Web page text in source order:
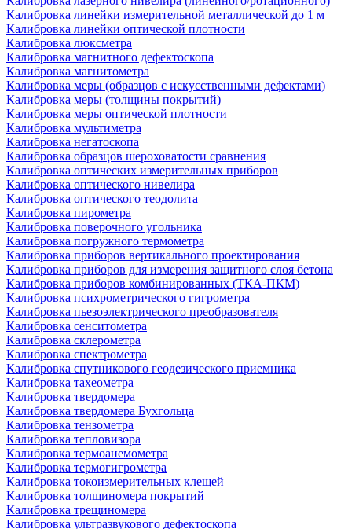
Калибровка линейки измерительной металлической до 1 м
Калибровка линейки оптической плотности
Калибровка люксметра
Калибровка магнитного дефектоскопа
Калибровка магнитометра
Калибровка меры (образцов с искусственными дефектами)
Калибровка меры (толщины покрытий)
Калибровка меры оптической плотности
Калибровка мультиметра
Калибровка негатоскопа
Калибровка образцов шероховатости сравнения
Калибровка оптических измерительных приборов
Калибровка оптического нивелира
Калибровка оптического теодолита
Калибровка пирометра
Калибровка поверочного угольника
Калибровка погружного термометра
Калибровка приборов вертикального проектирования
Калибровка приборов для измерения защитного слоя бетона
Калибровка приборов комбинированных (ТКА-ПКМ)
Калибровка психрометрического гигрометра
Калибровка пьезоэлектрического преобразователя
Калибровка сенситометра
Калибровка склерометра
Калибровка спектрометра
Калибровка спутникового геодезического приемника
Калибровка тахеометра
Калибровка твердомера
Калибровка твердомера Бухгольца
Калибровка тензометра
Калибровка тепловизора
Калибровка термоанемометра
Калибровка термогигрометра
Калибровка токоизмерительных клещей
Калибровка толщиномера покрытий
Калибровка трещиномера
Калибровка ультразвукового дефектоскопа